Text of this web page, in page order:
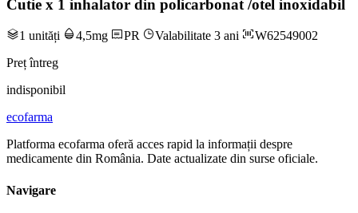
Cutie x 1 inhalator din policarbonat /otel inoxidabil
1 unități 4,5mg PR Valabilitate 3 ani
W62549002
Preț întreg
indisponibil
ecofarma
Platforma ecofarma oferă acces rapid la informații despre
medicamente din România. Date actualizate din surse oficiale.
Navigare